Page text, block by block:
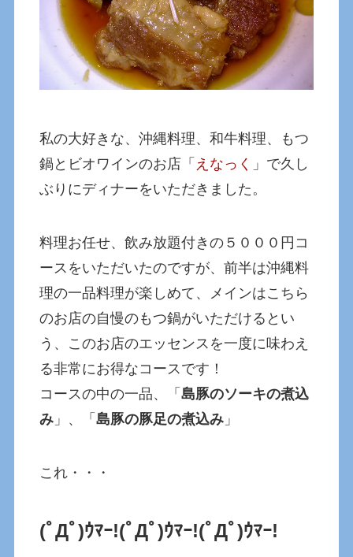
私の大好きな、沖縄料理、和牛料理、もつ
鍋とビオワインのお店「 えなっく 」で久し
ぶりにディナーをいただきました。
料理お任せ、飲み放題付きの５０００円コ
ースをいただいたのですが、前半は沖縄料
理の一品料理が楽しめて、メインはこちら
のお店の自慢のもつ鍋がいただけるとい
う、このお店のエッセンスを一度に味わえ
る非常にお得なコースです！
コースの中の一品、「島豚のソーキの煮込
み 」、「島豚の豚足の煮込み 」
これ・・・
(ﾟДﾟ)ｳﾏｰ!(ﾟДﾟ)ｳﾏｰ!(ﾟДﾟ)ｳﾏｰ!